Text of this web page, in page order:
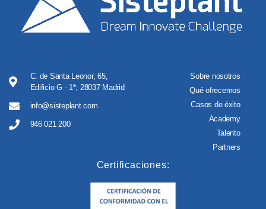
C. de Santa Leonor, 65,
Edificio G - 1ª, 28037 Madrid
info@sisteplant.com
946 021 200
Sobre nosotros
Qué ofrecemos
Casos de éxito
Academy
Talento
Partners
Certificaciones: